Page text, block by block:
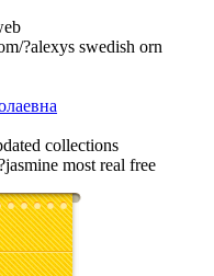
?alexys swedish orn
collections
most real free